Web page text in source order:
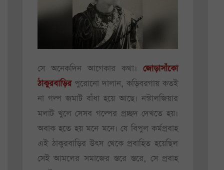
সে অনেকদিন আগেকার কথা। জোড়াসাঁকো
ঠাকুরবাড়িরপুরোনো দালান, কড়িবরগায় কতই
না গল্প জমাট বাঁধা হয়ে আছে। নস্টালজিয়ার
মলাট খুলে সেসব গল্পের প্রচ্ছদ দেখতে হয়।
অবাক হতে হয় মনে মনে। যে বিপুল কর্মপ্রবাহ
এই ঠাকুরবাড়ির উৎস থেকে প্রবাহিত হয়েছিল
সেই আমলের সমাজের স্তরে স্তরে, সে প্রবাহ